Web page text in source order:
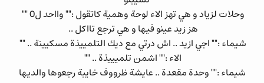
وحلات لزياد و هي تهز الاء لوحة وهمية كاتقول :"" وااحد ل0 ""
هز زيد عينو فيها و هي ترجع تااكل ..
شيماء :"" اجي ازيد .. اش درتي مع ديك التلمييذة مسكيينة .. ""
الاء :"" اشمن تلميييذة .. ""
شيماء :"" وحدة مقعدة .. عايشة ظرووف خايبة رجعوها والديها